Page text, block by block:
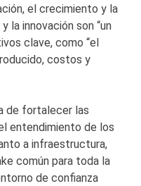
el crecimiento y la
la innovación son “un
clave, como “el
costos y
de fortalecer las
entendimiento de los
a infraestructura,
común para toda la
de confianza